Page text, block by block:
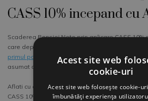
CASS 10% incepand cu
Scaderea Pensiei Nete prin aplicare CASS
care depasesc 3.ooo de Lei incepand cu AUG.
primul pachet de masuri fiscale
pentru
asumat de Guvernul Bolojan in Parlament.
Aflati cu cat va scadea din AUG. pensia dvs.
CASS 10%
Acest site web
cookie-uri
Acest site web folosește cookie-
îmbunătăți experiența